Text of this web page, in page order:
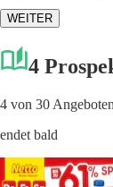
WEITER
4
4 von 30
endet bald